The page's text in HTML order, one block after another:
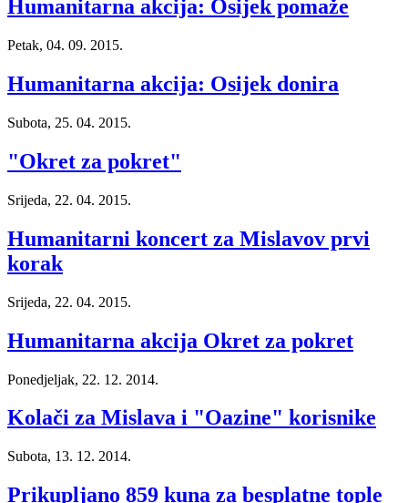
Humanitarna akcija: Osijek pomaže
Petak, 04. 09. 2015.
Humanitarna akcija: Osijek donira
Subota, 25. 04. 2015.
"Okret za pokret"
Srijeda, 22. 04. 2015.
Humanitarni koncert za Mislavov prvi
korak
Srijeda, 22. 04. 2015.
Humanitarna akcija Okret za pokret
Ponedjeljak, 22. 12. 2014.
Kolači za Mislava i "Oazine" korisnike
Subota, 13. 12. 2014.
Prikupljano 859 kuna za besplatne tople